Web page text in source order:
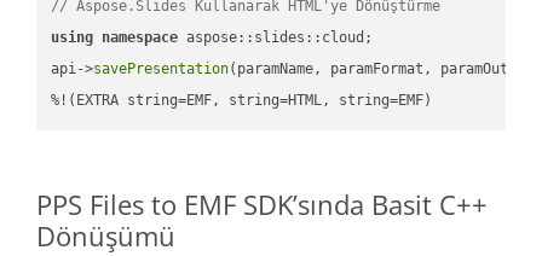
// Aspose.Slides Kullanarak HTML'ye Dönüştürme
using namespace aspose::slides::cloud;
api->savePresentation(paramName, paramFormat,
%!(EXTRA string=EMF, string=HTML, string=EMF)
PPS Files to EMF SDK’sında Basit C++
Dönüşümü